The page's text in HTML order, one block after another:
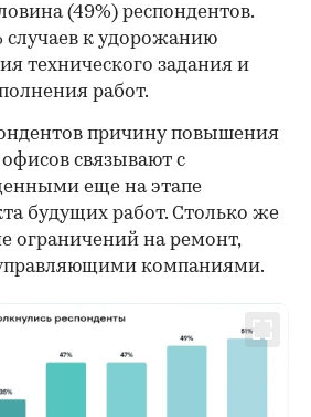
00:00
(49%) респондентов.
случаев к удорожанию
технического задания и
работ.
причину повышения
связывают с
еще на этапе
будущих работ. Столько же
ограничений на ремонт,
компаниями.